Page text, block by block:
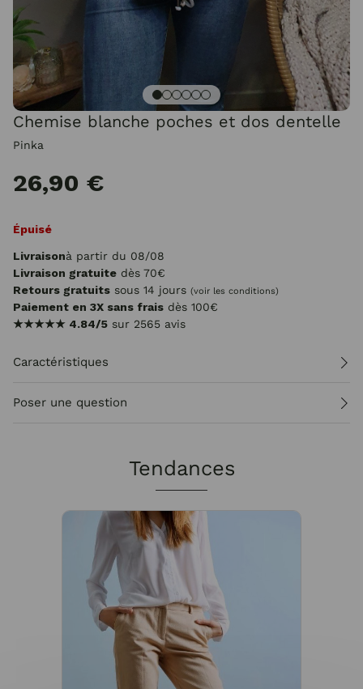
Chemise blanche poches et dos dentelle
Pinka
26,90 €
Épuisé
Livraisonà partir du 08/08
Livraison gratuite dès 70€
Retours gratuits sous 14 jours (voir les conditions)
Paiement en 3X sans frais dès 100€
★★★★★ 4.84/5 sur 2565 avis
Caractéristiques
Poser une question
Tendances